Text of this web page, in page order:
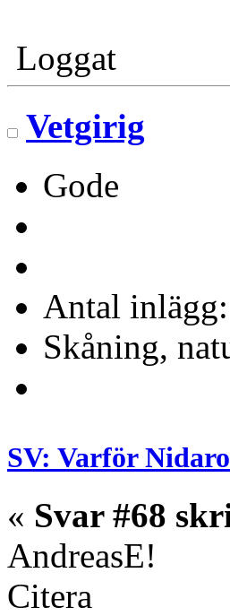
Loggat
Vetgirig
Gode
Antal
Skåning,
SV: Varför
« Svar #68
AndreasE!
Citera